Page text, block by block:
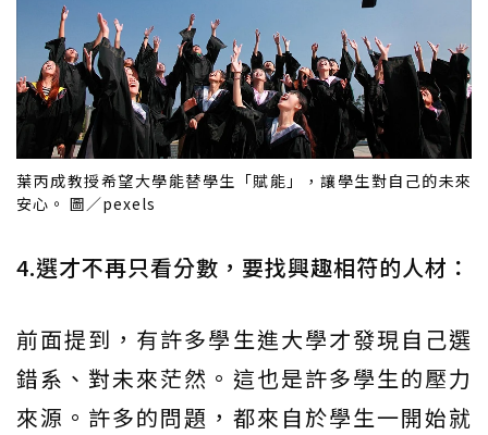
葉丙成教授希望大學能替學生「賦能」，讓學生對自己的未來
安心。 圖／pexels
4.選才不再只看分數，要找興趣相符的人材：
前面提到，有許多學生進大學才發現自己選
錯系、對未來茫然。這也是許多學生的壓力
來源。許多的問題，都來自於學生一開始就